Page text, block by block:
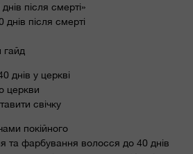
після смерті»
після смерті
гайд
днів у церкві
церкви
свічку
покійного
та фарбування волосся до 40 днів